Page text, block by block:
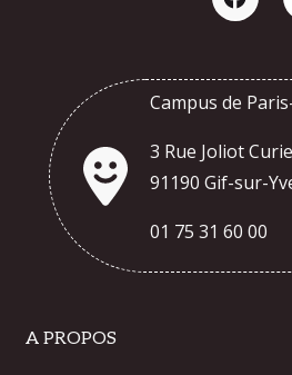
Campus de
3 Rue Joliot Curie
91190 Gif-sur-
01 75 31 60 00
A PROPOS